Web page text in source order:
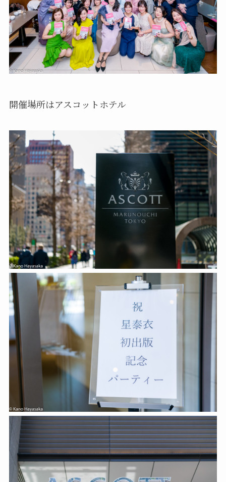
開催場所はアスコットホテル